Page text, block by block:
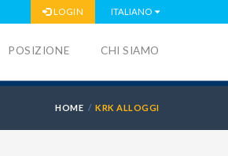
LOGIN ITALIANO
POSIZIONE CHI SIAMO
HOME KRK ALLOGGI